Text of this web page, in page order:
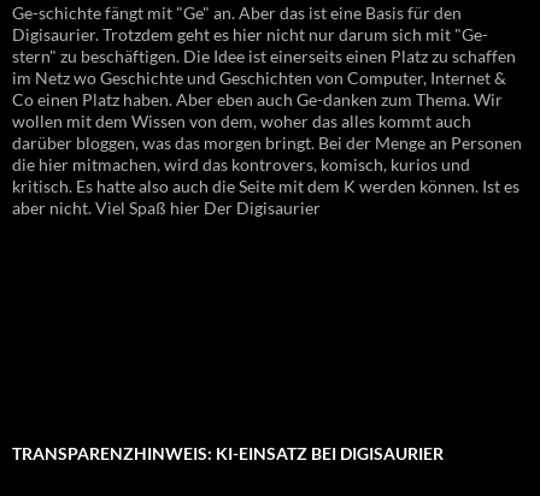
Ge-schichte fängt mit "Ge" an. Aber das ist eine Basis für den
Digisaurier. Trotzdem geht es hier nicht nur darum sich mit "Ge-
stern" zu beschäftigen. Die Idee ist einerseits einen Platz zu schaffen
im Netz wo Geschichte und Geschichten von Computer, Internet &
Co einen Platz haben. Aber eben auch Ge-danken zum Thema. Wir
wollen mit dem Wissen von dem, woher das alles kommt auch
darüber bloggen, was das morgen bringt. Bei der Menge an Personen
die hier mitmachen, wird das kontrovers, komisch, kurios und
kritisch. Es hatte also auch die Seite mit dem K werden können. Ist es
aber nicht. Viel Spaß hier Der Digisaurier
TRANSPARENZHINWEIS: KI-EINSATZ BEI DIGISAURIER